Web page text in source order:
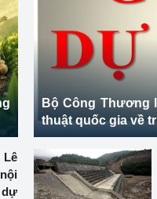
nghiệp nền tảng
công nghiệp
dự
Bộ Công Thương
thuật quốc gia về